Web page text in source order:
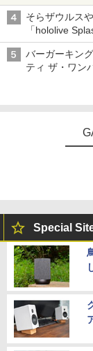
組分け帽子ド
そらザウルス
「hololive
ライン販売開始
バーガーキン
ティ ザ・ワン
Special